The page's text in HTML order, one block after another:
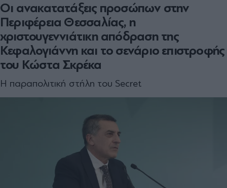
Οι ανακατατάξεις προσώπων στην
Περιφέρεια Θεσσαλίας, η
χριστουγεννιάτικη απόδραση της
Κεφαλογιάννη και το σενάριο επιστροφής
του Κώστα Σκρέκα
Η παραπολιτική στήλη του Secret